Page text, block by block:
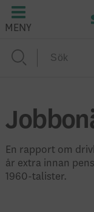
MENY
En rapport om
år extra innan
1960-talister.